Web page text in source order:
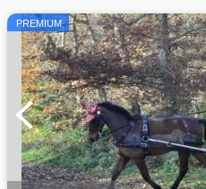
PREMIUM